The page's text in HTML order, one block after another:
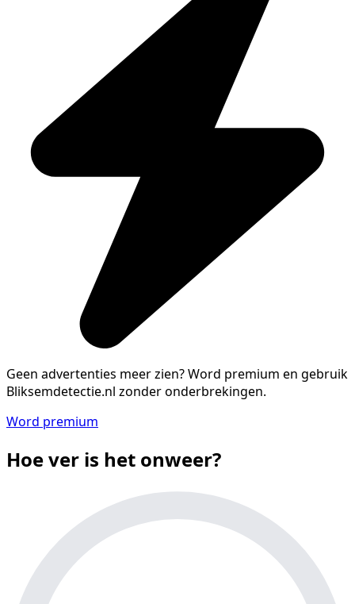
Geen advertenties meer zien?Word premium en gebruik
Bliksemdetectie.nl zonder onderbrekingen.
Word premium
Hoe ver is het onweer?